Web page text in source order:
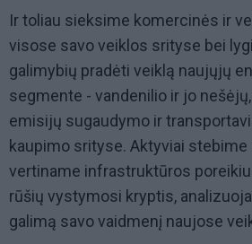
Ir toliau sieksime komercinės ir
visose savo veiklos srityse bei
galimybių pradėti veiklą naujųjų
segmente - vandenilio ir jo
emisijų sugaudymo ir
kaupimo srityse. Aktyviai stebime
vertiname infrastruktūros
rūšių vystymosi kryptis,
galimą savo vaidmenį naujose